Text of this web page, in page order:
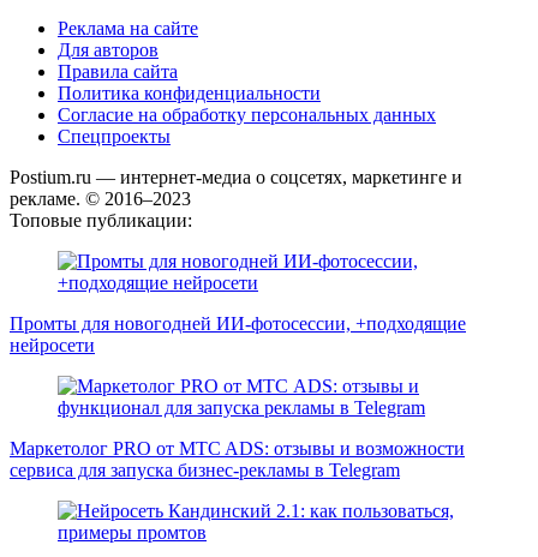
Реклама на сайте
Для авторов
Правила сайта
Политика конфиденциальности
Согласие на обработку персональных данных
Спецпроекты
Postium.ru — интернет-медиа о соцсетях, маркетинге и
рекламе. © 2016–2023
Топовые публикации:
Промты для новогодней ИИ-фотосессии, +подходящие
нейросети
Маркетолог PRO от MTC ADS: отзывы и возможности
сервиса для запуска бизнес-рекламы в Telegram